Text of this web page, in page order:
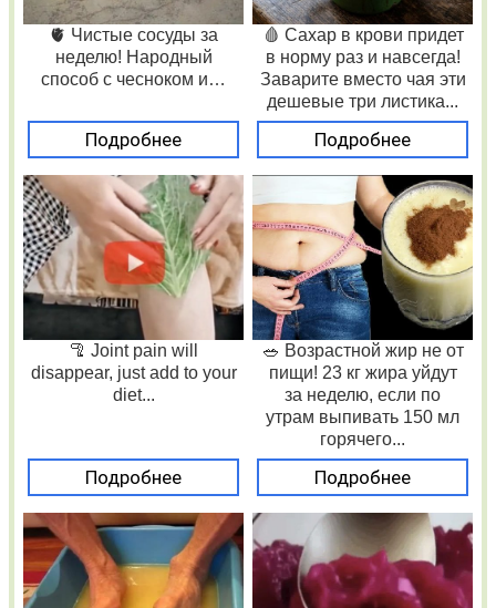
🫀 Чистые сосуды за
неделю! Народный
способ с чесноком и…
Подробнее
🩸 Сахар в крови придет
в норму раз и навсегда!
Заварите вместо чая эти
дешевые три листика...
Подробнее
🦿 Joint pain will
disappear, just add to your
diet...
Подробнее
🥗 Возрастной жир не от
пищи! 23 кг жира уйдут
за неделю, если по
утрам выпивать 150 мл
горячего...
Подробнее